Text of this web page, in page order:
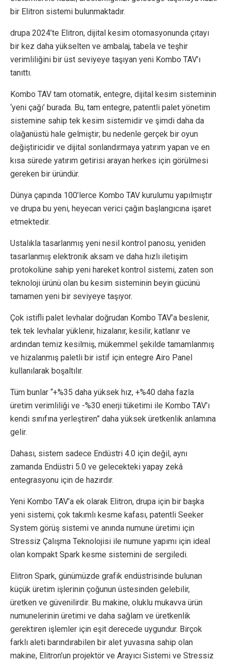
bir Elitron sistemi bulunmaktadır.
drupa 2024’te Elitron, dijital kesim otomasyonunda çıtayı
bir kez daha yükselten ve ambalaj, tabela ve teşhir
verimliliğini bir üst seviyeye taşıyan yeni Kombo TAV’ı
tanıttı.
Kombo TAV tam otomatik, entegre, dijital kesim sisteminin
‘yeni çağı’ burada. Bu, tam entegre, patentli palet yönetim
sistemine sahip tek kesim sistemidir ve şimdi daha da
olağanüstü hale gelmiştir; bu nedenle gerçek bir oyun
değiştiricidir ve dijital sonlandırmaya yatırım yapan ve en
kısa sürede yatırım getirisi arayan herkes için görülmesi
gereken bir üründür.
Dünya çapında 100’lerce Kombo TAV kurulumu yapılmıştır
ve drupa bu yeni, heyecan verici çağın başlangıcına işaret
etmektedir.
Ustalıkla tasarlanmış yeni nesil kontrol panosu, yeniden
tasarlanmış elektronik aksam ve daha hızlı iletişim
protokolüne sahip yeni hareket kontrol sistemi, zaten son
teknoloji ürünü olan bu kesim sisteminin beyin gücünü
tamamen yeni bir seviyeye taşıyor.
Çok istifli palet levhalar doğrudan Kombo TAV’a beslenir,
tek tek levhalar yüklenir, hizalanır, kesilir, katlanır ve
ardından temiz kesilmiş, mükemmel şekilde tamamlanmış
ve hizalanmış paletli bir istif için entegre Airo Panel
kullanılarak boşaltılır.
Tüm bunlar “+%35 daha yüksek hız, +%40 daha fazla
üretim verimliliği ve -%30 enerji tüketimi ile Kombo TAV’ı
kendi sınıfına yerleştiren” daha yüksek üretkenlik anlamına
gelir.
Dahası, sistem sadece Endüstri 4.0 için değil, aynı
zamanda Endüstri 5.0 ve gelecekteki yapay zekâ
entegrasyonu için de hazırdır.
Yeni Kombo TAV’a ek olarak Elitron, drupa için bir başka
yeni sistemi, çok takımlı kesme kafası, patentli Seeker
System görüş sistemi ve anında numune üretimi için
Stressiz Çalışma Teknolojisi ile numune yapımı için ideal
olan kompakt Spark kesme sistemini de sergiledi.
Elitron Spark, günümüzde grafik endüstrisinde bulunan
küçük üretim işlerinin çoğunun üstesinden gelebilir,
üretken ve güvenilirdir. Bu makine, oluklu mukavva ürün
numunelerinin üretimi ve daha sağlam ve üretkenlik
gerektiren işlemler için eşit derecede uygundur. Birçok
farklı aleti barındırabilen bir alet yuvasına sahip olan
makine, Elitron’un projektör ve Arayıcı Sistemi ve Stressiz